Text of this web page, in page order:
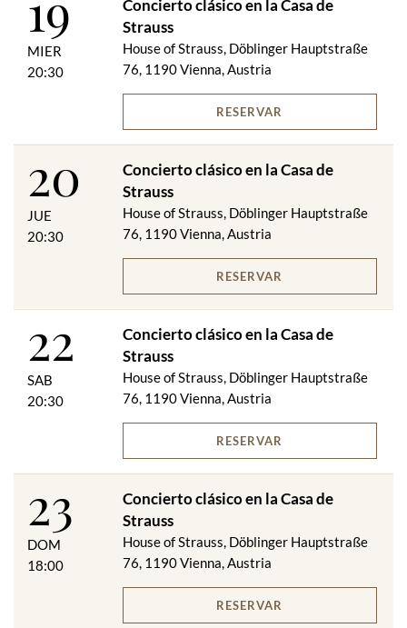
MIER
20:30
Concierto clásico en la Casa de
Strauss
House of Strauss, Döblinger Hauptstraße
76, 1190 Vienna, Austria
RESERVAR
20
JUE
20:30
Concierto clásico en la Casa de
Strauss
House of Strauss, Döblinger Hauptstraße
76, 1190 Vienna, Austria
RESERVAR
22
SAB
20:30
Concierto clásico en la Casa de
Strauss
House of Strauss, Döblinger Hauptstraße
76, 1190 Vienna, Austria
RESERVAR
23
DOM
18:00
Concierto clásico en la Casa de
Strauss
House of Strauss, Döblinger Hauptstraße
76, 1190 Vienna, Austria
RESERVAR